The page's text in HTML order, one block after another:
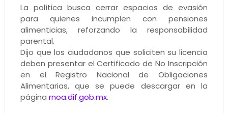
La política busca cerrar espacios de evasión
para quienes incumplen con pensiones
alimenticias, reforzando la responsabilidad
parental.
Dijo que los ciudadanos que soliciten su licencia
deben presentar el Certificado de No Inscripción
en el Registro Nacional de Obligaciones
Alimentarias, que se puede descargar en la
página rnoa.dif.gob.mx.